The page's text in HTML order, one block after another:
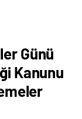
Günü
Kanunu